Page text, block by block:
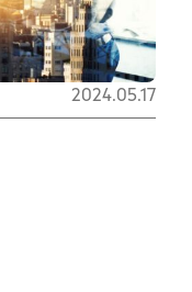
2024.05.17